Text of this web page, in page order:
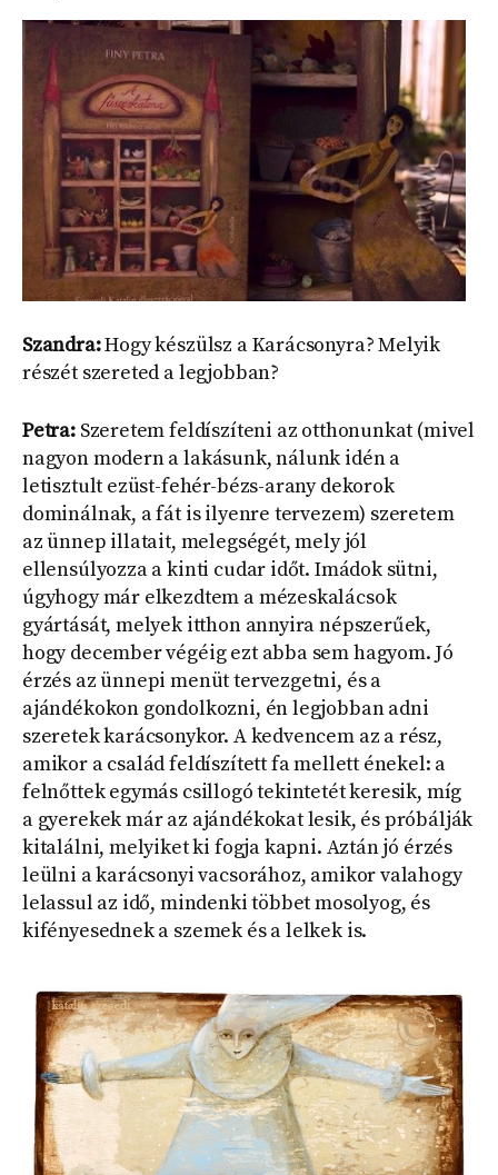
Szandra:Hogy készülsz a Karácsonyra? Melyik
részét szereted a legjobban?
Petra:Szeretem feldíszíteni az otthonunkat (mivel
nagyon modern a lakásunk, nálunk idén a
letisztult ezüst-fehér-bézs-arany dekorok
dominálnak, a fát is ilyenre tervezem) szeretem
az ünnep illatait, melegségét, mely jól
ellensúlyozza a kinti cudar időt. Imádok sütni,
úgyhogy már elkezdtem a mézeskalácsok
gyártását, melyek itthon annyira népszerűek,
hogy december végéig ezt abba sem hagyom. Jó
érzés az ünnepi menüt tervezgetni, és a
ajándékokon gondolkozni, én legjobban adni
szeretek karácsonykor. A kedvencem az a rész,
amikor a család feldíszített fa mellett énekel: a
felnőttek egymás csillogó tekintetét keresik, míg
a gyerekek már az ajándékokat lesik, és próbálják
kitalálni, melyiket ki fogja kapni. Aztán jó érzés
leülni a karácsonyi vacsorához, amikor valahogy
lelassul az idő, mindenki többet mosolyog, és
kifényesednek a szemek és a lelkek is.